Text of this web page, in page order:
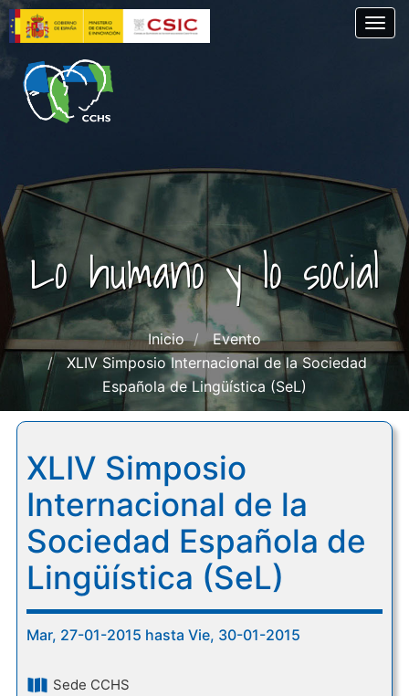
Pasar
al
contenido
principal
Lo humano y lo social
Inicio
Evento
XLIV Simposio Internacional de la Sociedad
Española de Lingüística (SeL)
XLIV Simposio
Internacional de la
Sociedad Española de
Lingüística (SeL)
Mar, 27-01-2015 hasta Vie, 30-01-2015
Sede CCHS